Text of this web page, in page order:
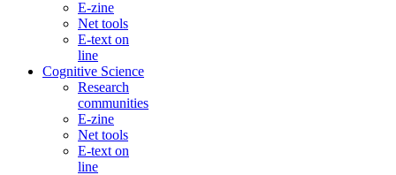
E-zine
Net tools
E-text on
line
Cognitive Science
Research
communities
E-zine
Net tools
E-text on
line